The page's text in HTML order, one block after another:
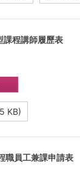
課程講師履歷表
KB)
職員工兼課申請表